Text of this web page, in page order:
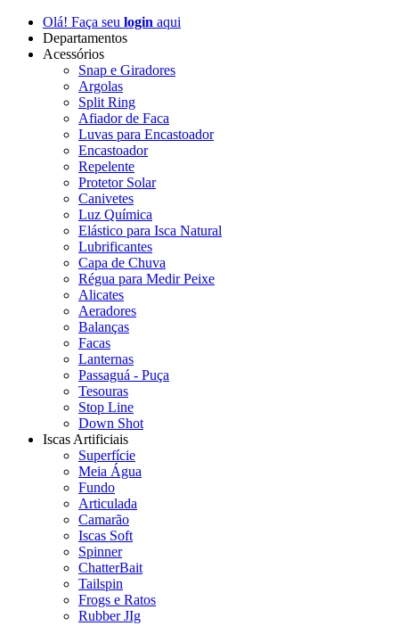
Olá! Faça seu login aqui
Departamentos
Acessórios
Snap e Giradores
Argolas
Split Ring
Afiador de Faca
Luvas para Encastoador
Encastoador
Repelente
Protetor Solar
Canivetes
Luz Química
Elástico para Isca Natural
Lubrificantes
Capa de Chuva
Régua para Medir Peixe
Alicates
Aeradores
Balanças
Facas
Lanternas
Passaguá - Puça
Tesouras
Stop Line
Down Shot
Iscas Artificiais
Superfície
Meia Água
Fundo
Articulada
Camarão
Iscas Soft
Spinner
ChatterBait
Tailspin
Frogs e Ratos
Rubber JIg